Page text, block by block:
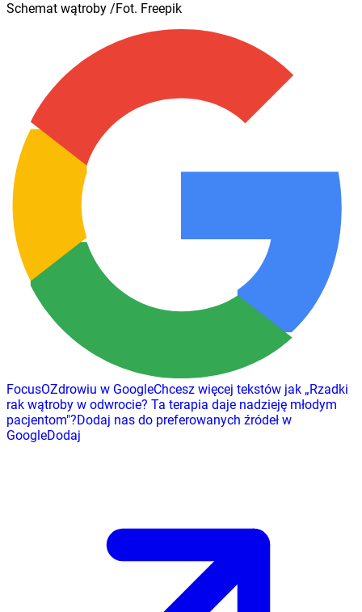
Schemat wątroby /Fot. Freepik
FocusOZdrowiu w GoogleChcesz więcej tekstów jak „Rzadki
rak wątroby w odwrocie? Ta terapia daje nadzieję młodym
pacjentom"?Dodaj nas do preferowanych źródeł w
GoogleDodaj